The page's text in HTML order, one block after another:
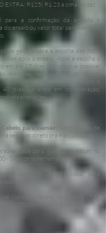
EXTRA: R$25| R$ 23 à cima de dez
para a confirmação da agenda e
do ensaio ou valor total parcelado via
da galeria para a escolha das fotos
dias após o ensaio. Após a escolha o
em até 15 dias. Sempre que possível
menores, sendo esses os prazos
impressos como álbuns o
dias; Levando em consideração,
alterações.
para mamãe:
Valor médio de
ser pago direto pra maquiador/a.
para guardar o álbum no
- Sinalize no fechamento!
tam 15x15cm ( ideal para
padrinhos R$ 390 )​
de Natal ou neutro na chácara (Pier,